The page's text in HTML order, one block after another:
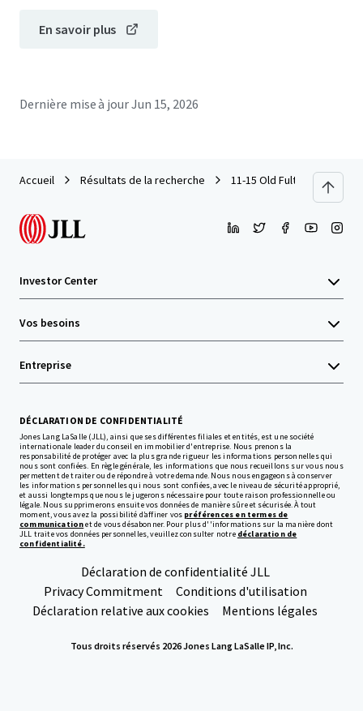
En savoir plus
Dernière mise à jourJun 15, 2026
Accueil Résultats de la recherche 11-15 Old Fulton Street
Investor Center
Vos besoins
Entreprise
DÉCLARATION DE CONFIDENTIALITÉ
Jones Lang LaSalle (JLL), ainsi que ses différentes filiales et entités, est une société
internationale leader du conseil en immobilier d'entreprise. Nous prenons la
responsabilité de protéger avec la plus grande rigueur les informations personnelles qui
nous sont confiées. En règle générale, les informations que nous recueillons sur vous nous
permettent de traiter ou de répondre à votre demande. Nous nous engageons à conserver
les informations personnelles qui nous sont confiées, avec le niveau de sécurité approprié,
et aussi longtemps que nous le jugerons nécessaire pour toute raison professionnelle ou
légale. Nous supprimerons ensuite vos données de manière sûre et sécurisée. À tout
moment, vous avez la possibilité d’affiner vos préférences en termes de
communicationet de vous désabonner. Pour plus d''informations sur la manière dont
JLL traite vos données personnelles, veuillez consulter notre déclaration de
confidentialité.
Déclaration de confidentialité JLL
Privacy Commitment
Conditions d'utilisation
Déclaration relative aux cookies
Mentions légales
Tous droits réservés 2026 Jones Lang LaSalle IP, Inc.